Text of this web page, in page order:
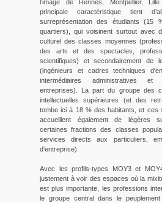
l’image de Rennes, Montpellier,
principale caractéristique tient
surreprésentation des étudiants (15
quartiers), qui voisinent surtout avec
culturel des classes moyennes
des arts et des spectacles,
scientifiques) et secondairement de
(ingénieurs et cadres techniques
intermédiaires administratives et
entreprises). La part du groupe des
intellectuelles supérieures (et des
tombe ici à 18 % des habitants, et ces
accueillent également de légères
certaines fractions des classes
services directs aux particuliers,
d'entreprise).
Avec les profils-types MOY3 et
justement à voir des espaces où la
est plus importante, les professions
le groupe central dans le